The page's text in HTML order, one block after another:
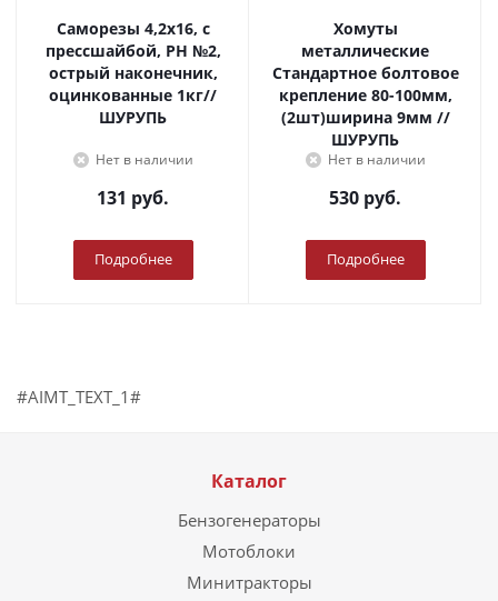
Саморезы 4,2х16, с
прессшайбой, PH №2,
острый наконечник,
оцинкованные 1кг//
ШУРУПЬ
Нет в наличии
131 руб.
Подробнее
Хомуты
металлические
Стандартное болтовое
крепление 80-100мм,
(2шт)ширина 9мм //
ШУРУПЬ
Нет в наличии
530 руб.
Подробнее
#AIMT_TEXT_1#
Каталог
Бензогенераторы
Мотоблоки
Минитракторы